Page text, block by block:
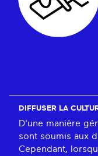
DIFFUSER LA
D'une manière
sont soumis aux
Cependant,